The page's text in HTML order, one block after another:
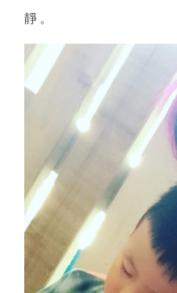
靜。